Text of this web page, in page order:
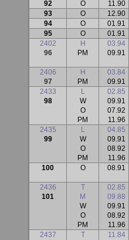
92 O 11.90
93
O 12.90
94
O 01.91
95
O 01.91
2402
96
H
PM
03.94
09.91
2406
97
H
PM
03.84
09.91
2433
98
L
W
O
PM
02.85
09.91
07.92
11.96
2435
99
L
W
O
PM
04.85
09.91
08.92
11.96
100 O 08.91
2436
101
T
M
W
O
PM
02.85
09.88
09.91
08.92
11.96
2437 T 11.84